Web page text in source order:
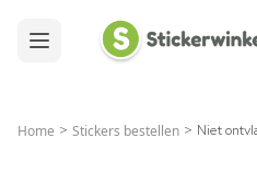
Home > Stickers bestellen > Niet